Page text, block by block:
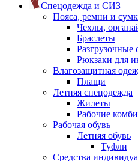
Спецодежда и СИЗ
Пояса, ремни и
Чехлы,
Браслеты
Разгрузочные
Рюкзаки для
Влагозащитная
Плащи
Летняя спецодежда
Жилеты
Рабочие
Рабочая обувь
Летняя обувь
Туфли
Средства